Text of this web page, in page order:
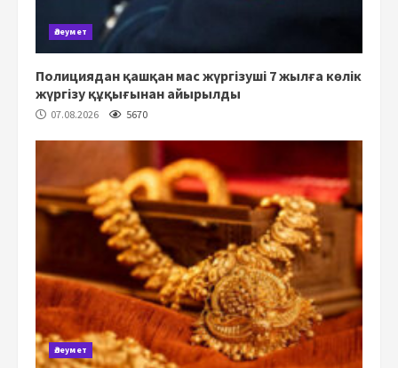
Әлеумет
Полициядан қашқан мас жүргізуші 7 жылға көлік
жүргізу құқығынан айырылды
07.08.2026 5670
Әлеумет